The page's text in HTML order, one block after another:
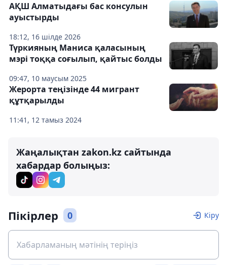
18:12, 16 шілде 2026
АҚШ Алматыдағы бас консулын
ауыстырды
09:47, 10 маусым 2025
Түркияның Маниса қаласының
мэрі тоққа соғылып, қайтыс болды
11:41, 12 тамыз 2024
Жерорта теңізінде 44 мигрант
құтқарылды
Жаңалықтан zakon.kz сайтында
хабардар болыңыз:
Пікірлер 0 Кіру